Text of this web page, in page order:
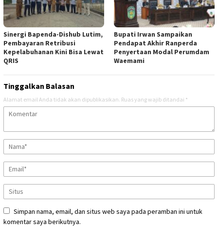
Sinergi Bapenda-Dishub Lutim,
Pembayaran Retribusi
Kepelabuhanan Kini Bisa Lewat
QRIS
Bupati Irwan Sampaikan
Pendapat Akhir Ranperda
Penyertaan Modal Perumdam
Waemami
Tinggalkan Balasan
Alamat email Anda tidak akan dipublikasikan. Ruas yang wajib ditandai *
Simpan nama, email, dan situs web saya pada peramban ini untuk
komentar saya berikutnya.